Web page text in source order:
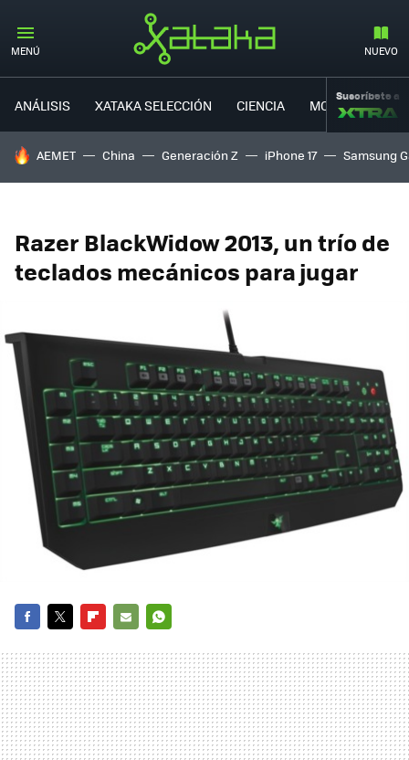
MENÚ NUEVO
ANÁLISIS XATAKA SELECCIÓN CIENCIA MOVILIDAD
Suscríbete a
HOY SE HABLA DE
AEMET China Generación Z iPhone 17 Samsung
Razer BlackWidow 2013, un trío de
teclados mecánicos para jugar
MAIL